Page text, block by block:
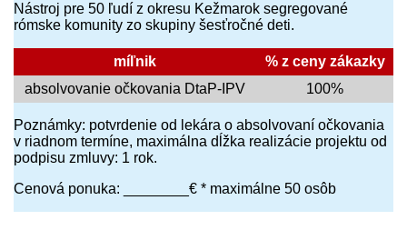
Nástroj pre 50 ľudí z okresu Kežmarok segregované
rómske komunity zo skupiny šesťročné deti.
míľnik
% z ceny zákazky
absolvovanie očkovania DtaP-IPV
100%
Poznámky: potvrdenie od lekára o absolvovaní očkovania
v riadnom termíne, maximálna dĺžka realizácie projektu od
podpisu zmluvy: 1 rok.
Cenová ponuka: ________€ * maximálne 50 osôb